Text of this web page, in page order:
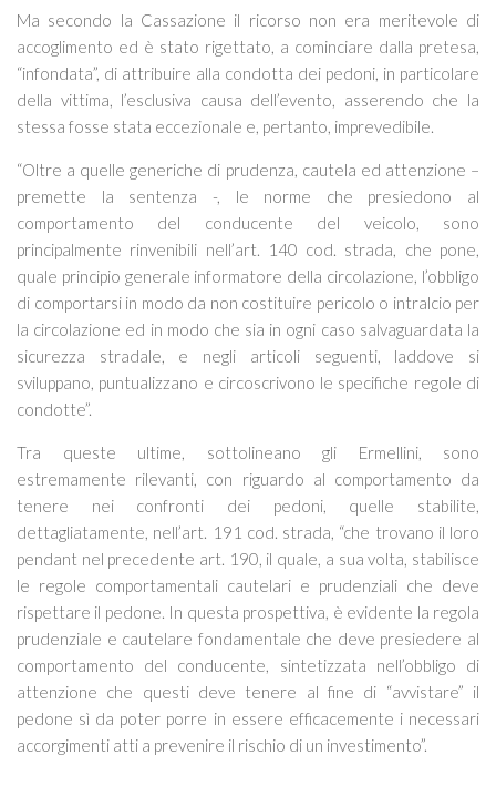
Ma secondo la Cassazione il ricorso non era meritevole di
accoglimento ed è stato rigettato, a cominciare dalla pretesa,
“infondata”, di attribuire alla condotta dei pedoni, in particolare
della vittima, l’esclusiva causa dell’evento, asserendo che la
stessa fosse stata eccezionale e, pertanto, imprevedibile.
“Oltre a quelle generiche di prudenza, cautela ed attenzione –
premette la sentenza -, le norme che presiedono al
comportamento del conducente del veicolo, sono
principalmente rinvenibili nell’art. 140 cod. strada, che pone,
quale principio generale informatore della circolazione, l’obbligo
di comportarsi in modo da non costituire pericolo o intralcio per
la circolazione ed in modo che sia in ogni caso salvaguardata la
sicurezza stradale, e negli articoli seguenti, laddove si
sviluppano, puntualizzano e circoscrivono le specifiche regole di
condotte”.
Tra queste ultime, sottolineano gli Ermellini, sono
estremamente rilevanti, con riguardo al comportamento da
tenere nei confronti dei pedoni, quelle stabilite,
dettagliatamente, nell’art. 191 cod. strada, “che trovano il loro
pendant nel precedente art. 190, il quale, a sua volta, stabilisce
le regole comportamentali cautelari e prudenziali che deve
rispettare il pedone. In questa prospettiva, è evidente la regola
prudenziale e cautelare fondamentale che deve presiedere al
comportamento del conducente, sintetizzata nell’obbligo di
attenzione che questi deve tenere al fine di “avvistare” il
pedone sì da poter porre in essere efficacemente i necessari
accorgimenti atti a prevenire il rischio di un investimento”.